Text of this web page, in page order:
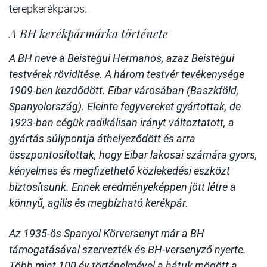
terepkerékpáros.
A BH kerékpármárka története
A BH neve a Beistegui Hermanos, azaz Beistegui
testvérek rövidítése. A három testvér tevékenysége
1909-ben kezdődött. Eibar városában (Baszkföld,
Spanyolország). Eleinte fegyvereket gyártottak, de
1923-ban cégük radikálisan irányt változtatott, a
gyártás súlypontja áthelyeződött és arra
összpontosítottak, hogy Eibar lakosai számára gyors,
kényelmes és megfizethető közlekedési eszközt
biztosítsunk. Ennek eredményeképpen jött létre a
könnyű, agilis és megbízható kerékpár.
Az 1935-ös Spanyol Körversenyt már a BH
támogatásával szervezték és BH-versenyző nyerte.